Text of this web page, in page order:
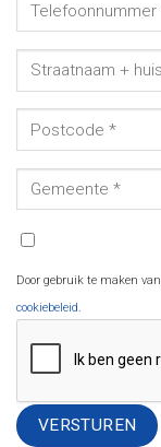
Door gebruik te maken
cookiebeleid.